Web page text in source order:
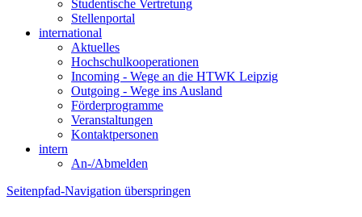
Studentische Vertretung
Stellenportal
international
Aktuelles
Hochschulkooperationen
Incoming - Wege an die HTWK Leipzig
Outgoing - Wege ins Ausland
Förderprogramme
Veranstaltungen
Kontaktpersonen
intern
An-/Abmelden
Seitenpfad-Navigation überspringen